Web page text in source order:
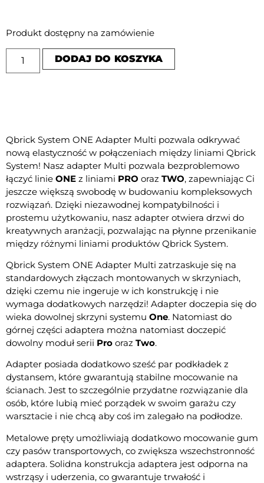
Produkt dostępny na zamówienie
DODAJ DO KOSZYKA
Qbrick System ONE Adapter Multi pozwala odkrywać
nową elastyczność w połączeniach między liniami Qbrick
System! Nasz adapter Multi pozwala bezproblemowo
łączyć linie ONE z liniami PRO oraz TWO, zapewniając Ci
jeszcze większą swobodę w budowaniu kompleksowych
rozwiązań. Dzięki niezawodnej kompatybilności i
prostemu użytkowaniu, nasz adapter otwiera drzwi do
kreatywnych aranżacji, pozwalając na płynne przenikanie
między różnymi liniami produktów Qbrick System.
Qbrick System ONE Adapter Multi zatrzaskuje się na
standardowych złączach montowanych w skrzyniach,
dzięki czemu nie ingeruje w ich konstrukcję i nie
wymaga dodatkowych narzędzi! Adapter doczepia się do
wieka dowolnej skrzyni systemu One. Natomiast do
górnej części adaptera można natomiast doczepić
dowolny moduł serii Pro oraz Two.
Adapter posiada dodatkowo sześć par podkładek z
dystansem, które gwarantują stabilne mocowanie na
ścianach. Jest to szczególnie przydatne rozwiązanie dla
osób, które lubią mieć porządek w swoim garażu czy
warsztacie i nie chcą aby coś im zalegało na podłodze.
Metalowe pręty umożliwiają dodatkowo mocowanie gum
czy pasów transportowych, co zwiększa wszechstronność
adaptera. Solidna konstrukcja adaptera jest odporna na
wstrząsy i uderzenia, co gwarantuje trwałość i